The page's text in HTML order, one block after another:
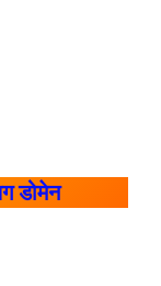
डोमेन